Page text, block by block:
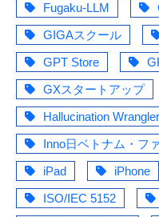
Fugaku-LLM
GIGAスクール
GPT Store
GXスタートアップ
Hallucination Wrangler
Inno日ベトナム・フ
iPad
iPhone
ISO/IEC 5152